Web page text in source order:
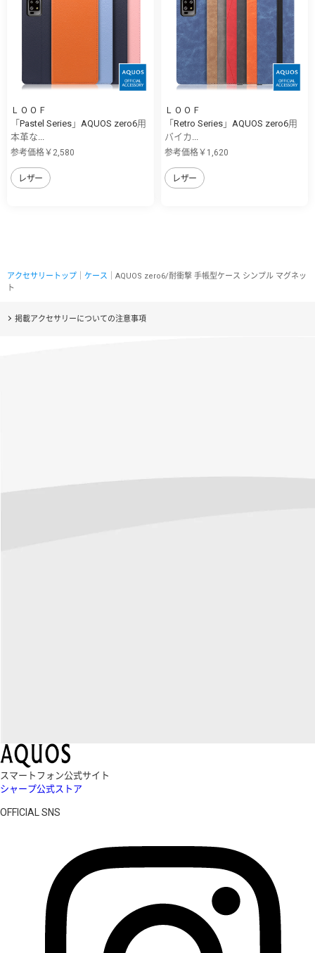
ＬＯＯＦ
「Pastel Series」AQUOS zero6用
本革な...
参考価格￥2,580
レザー
ＬＯＯＦ
「Retro Series」AQUOS zero6用
バイカ...
参考価格￥1,620
レザー
アクセサリートップ ケース ｜AQUOS zero6/耐衝撃 手帳型ケース シンプル マグネッ
ト
掲載アクセサリーについての注意事項
スマートフォン公式サイト
シャープ公式ストア
OFFICIAL SNS